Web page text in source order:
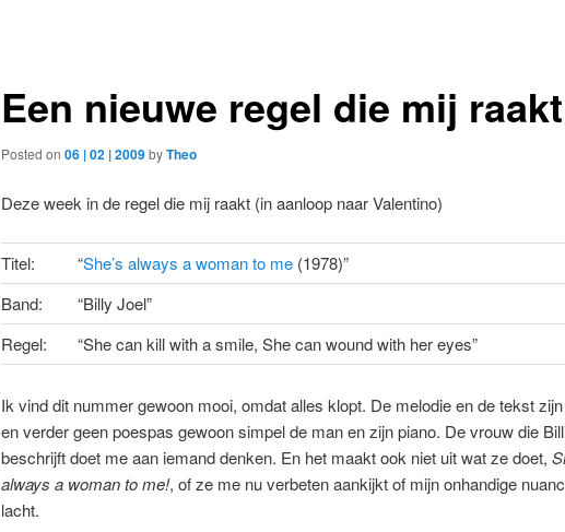
Een nieuwe regel die mij raakt
Posted on 06 | 02 | 2009byTheo
Deze week in de regel die mij raakt (in aanloop naar Valentino)
Titel: “She’s always a woman to me(1978)”
Band:
“Billy Joel”
Regel:
“She can kill with a smile, She can wound with her eyes”
Ik vind dit nummer gewoon mooi, omdat alles klopt. De melodie en de tekst
en verder geen poespas gewoon simpel de man en zijn piano. De vrouw die
beschrijft doet me aan iemand denken. En het maakt ook niet uit wat ze doet,
always a woman to me!, of ze me nu verbeten aankijkt of mijn onhandige
lacht.